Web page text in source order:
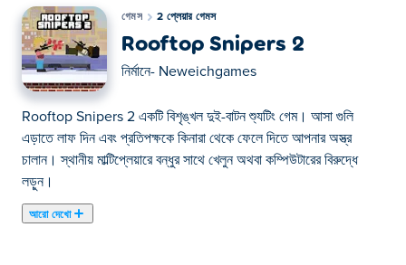
গেমস 2 প্লেয়ার গেমস
Rooftop Snipers 2
নির্মানে- Neweichgames
Rooftop Snipers 2 একটি বিশৃঙ্খল দুই-বাটন শ্যুটিং গেম। আসা গুলি
এড়াতে লাফ দিন এবং প্রতিপক্ষকে কিনারা থেকে ফেলে দিতে আপনার অস্ত্র
চালান। স্থানীয় মাল্টিপ্লেয়ারে বন্ধুর সাথে খেলুন অথবা কম্পিউটারের বিরুদ্ধে
লড়ুন।
আরো দেখো